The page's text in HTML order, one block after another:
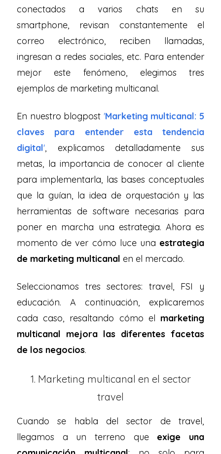
conectados a varios chats en su
smartphone, revisan constantemente el
correo electrónico, reciben llamadas,
ingresan a redes sociales, etc. Para entender
mejor este fenómeno, elegimos tres
ejemplos de marketing multicanal.
En nuestro blogpost 'Marketing multicanal: 5
claves para entender esta tendencia
digital', explicamos detalladamente sus
metas, la importancia de conocer al cliente
para implementarla, las bases conceptuales
que la guían, la idea de orquestación y las
herramientas de software necesarias para
poner en marcha una estrategia. Ahora es
momento de ver cómo luce una estrategia
de marketing multicanal en el mercado.
Seleccionamos tres sectores: travel, FSI y
educación. A continuación, explicaremos
cada caso, resaltando cómo el marketing
multicanal mejora las diferentes facetas
de los negocios.
1. Marketing multicanal en el sector
travel
Cuando se habla del sector de travel,
llegamos a un terreno que exige una